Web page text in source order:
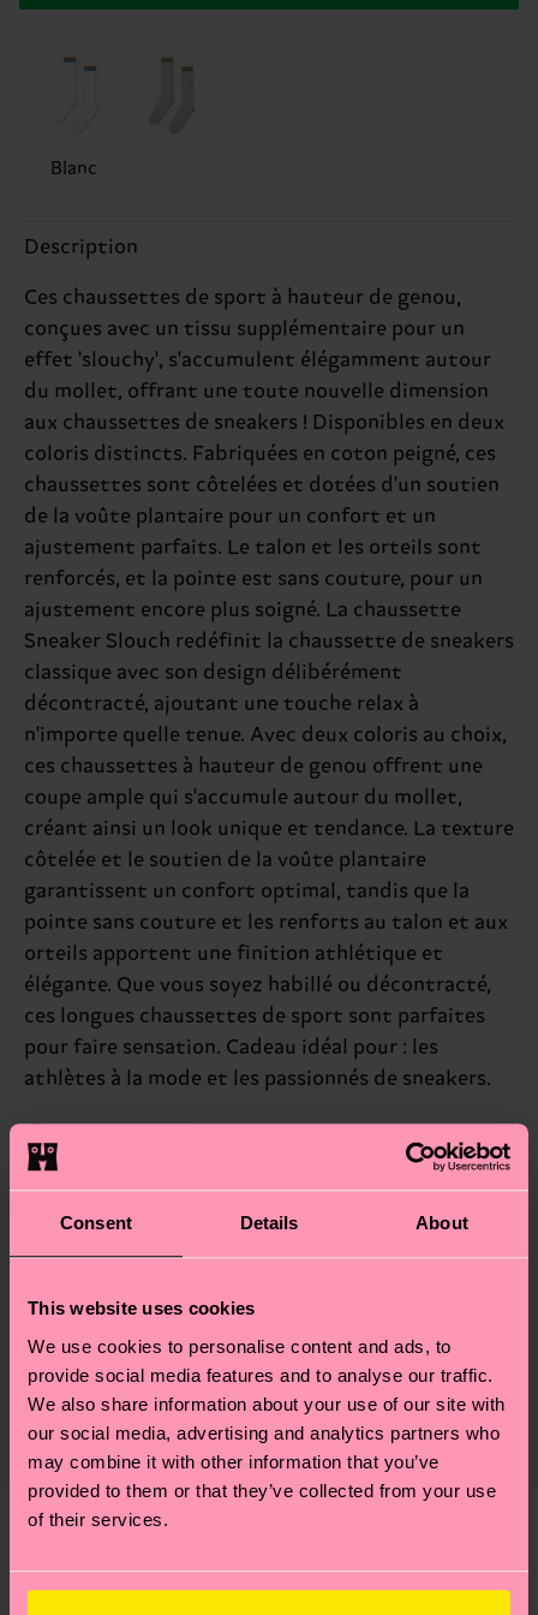
Consent Details About
This website uses cookies
We use cookies to personalise content and ads, to
provide social media features and to analyse our traffic.
We also share information about your use of our site with
our social media, advertising and analytics partners who
may combine it with other information that you’ve
provided to them or that they’ve collected from your use
of their services.
Blanc
Description
Ces chaussettes de sport à hauteur de genou,
conçues avec un tissu supplémentaire pour un
effet 'slouchy', s'accumulent élégamment autour
du mollet, offrant une toute nouvelle dimension
aux chaussettes de sneakers ! Disponibles en deux
coloris distincts. Fabriquées en coton peigné, ces
chaussettes sont côtelées et dotées d'un soutien
de la voûte plantaire pour un confort et un
ajustement parfaits. Le talon et les orteils sont
renforcés, et la pointe est sans couture, pour un
ajustement encore plus soigné. La chaussette
Sneaker Slouch redéfinit la chaussette de sneakers
classique avec son design délibérément
décontracté, ajoutant une touche relax à
n'importe quelle tenue. Avec deux coloris au choix,
ces chaussettes à hauteur de genou offrent une
coupe ample qui s'accumule autour du mollet,
créant ainsi un look unique et tendance. La texture
côtelée et le soutien de la voûte plantaire
garantissent un confort optimal, tandis que la
pointe sans couture et les renforts au talon et aux
orteils apportent une finition athlétique et
élégante. Que vous soyez habillé ou décontracté,
ces longues chaussettes de sport sont parfaites
pour faire sensation. Cadeau idéal pour : les
athlètes à la mode et les passionnés de sneakers.
ID: P001610
Matériaux
86% Coton, 12% Polyamide, 2% Elastane
Durabilité
Le développement durable ne se résume pas à la
qualité et aux certifications : il s'agit aussi de
mettre en place une chaîne d'approvisionnement
éthique, de réduire les émissions, d'entretenir
correctement ses chaussettes, et BIEN PLUS
ENCORE ! Pour plus d'informations, ainsi que des
Développement durable.
Livraison et retour
Le délai de livraison prévu vers la France à compter
de la date d'expédition est de3 à 6 jours
ouvrables. Veuillez garder à l'esprit qu'il s'agit
d'une estimation et que le délai de livraison exact
Vous avez des questions sur les retours ? Visitez